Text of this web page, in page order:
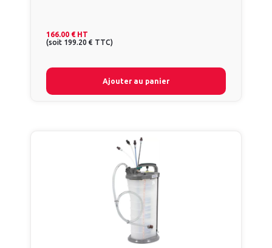
166.00 € HT
(soit 199.20 € TTC)
Ajouter au panier